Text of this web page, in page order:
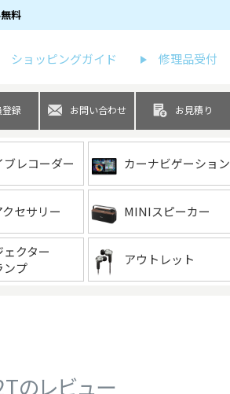
料
ショッピングガイド 修理品受付
登録 お問い合わせ お見積り
ブレコーダー カーナビゲーション
セサリー MINIスピーカー
ェクター
ンプ
アウトレット
のレビュー